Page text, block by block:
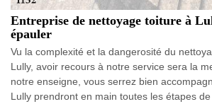
Entreprise de nettoyage toiture à
épauler
Vu la complexité et la dangerosité du
Lully, avoir recours à notre service sera la
notre enseigne, vous serrez bien
Lully prendront en main toutes les étapes